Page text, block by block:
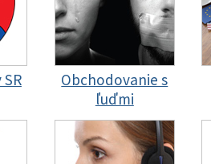
Obchodovanie s
ľuďmi